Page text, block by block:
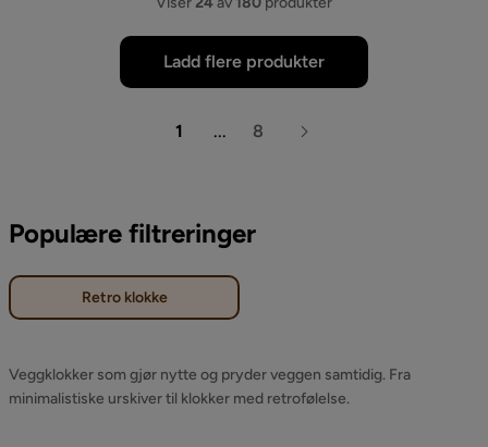
Ladd flere produkter
1 ... 8
Populære filtreringer
Retro klokke
Veggklokker som gjør nytte og pryder veggen samtidig. Fra
minimalistiske urskiver til klokker med retrofølelse.